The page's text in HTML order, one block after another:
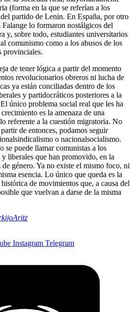
(forma en la que se referían a los
partido de Lenin. En España, por otro
lo formaron nostálgicos del
y, sobre todo, estudiantes universitarios
comunismo como a los abusos de los
provinciales.
de tener lógica a partir del momento
revolucionarios obreros ni lucha de
ya están conciliadas dentro de los
y partidocráticos posteriores a la
único problema social real que les ha
es la amenaza de una
referente a la cuestión migratoria. No
de entonces, podamos seguir
o nacionalsocialismo.
se puede llamar comunistas a los
liberales que han promovido, en la
género. Ya no existe el mismo foco, ni
esencia. Lo único que queda es la
de movimientos que, a causa del
que vuelvan a darse de la misma
Instagram Telegram